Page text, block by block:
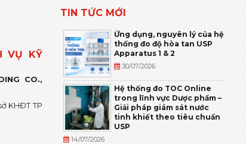
VỤ KỸ
CO.,
KHĐT TP
TIN TỨC MỚI
Ứng dụng, nguyên lý của hệ
thống đo độ hòa tan USP
Apparatus 1 & 2
30/07/2026
Hệ thống đo TOC Online
trong lĩnh vực Dược phẩm –
Giải pháp giám sát nước
tinh khiết theo tiêu chuẩn
USP
14/07/2026